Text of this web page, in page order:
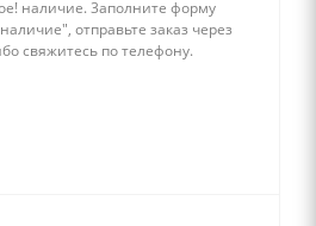
наличие. 3аполните форму
отправьте заказ через
свяжитесь по телефону.